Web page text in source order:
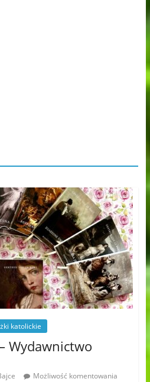
katolickie
Wydawnictwo
Możliwość komentowania